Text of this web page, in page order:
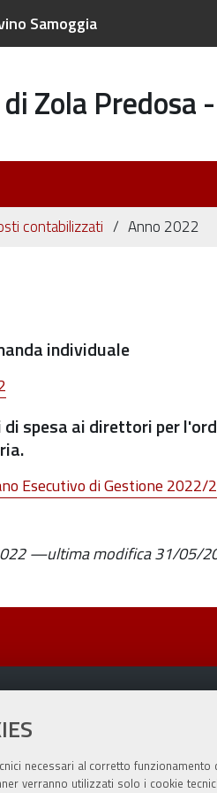
necessari al corretto
verranno utilizzati solo i cookie
Samoggia
Zola
contabilizzati Anno 2022
individuale
spesa ai direttori per
Esecutivo di Gestione 2022/
—ultima modifica31/05/
di Zola Predosa